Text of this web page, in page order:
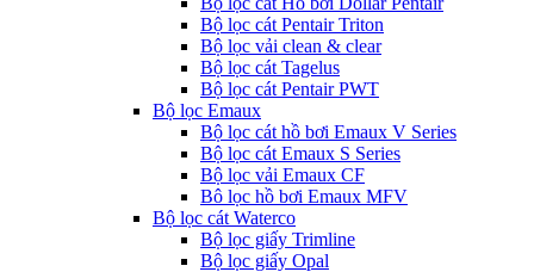
Bộ lọc cát Pentair Triton
Bộ lọc vải clean & clear
Bộ lọc cát Tagelus
Bộ lọc cát Pentair PWT
Bộ lọc Emaux
Bộ lọc cát hồ bơi Emaux V Series
Bộ lọc cát Emaux S Series
Bộ lọc vải Emaux CF
Bô lọc hồ bơi Emaux MFV
Bộ lọc cát Waterco
Bộ lọc giấy Trimline
Bộ lọc giấy Opal